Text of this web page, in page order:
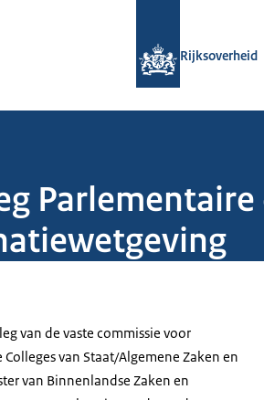
Rijksoverheid
van de vaste commissie voor
van Staat/Algemene Zaken en
van Binnenlandse Zaken en